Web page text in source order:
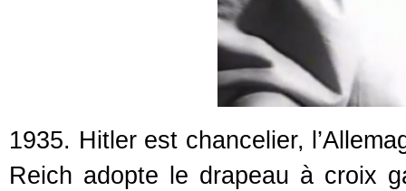
1935. Hitler est chancelier,
Reich adopte le drapeau à croix